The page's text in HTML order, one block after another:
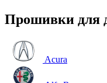
Прошивки для
Acura